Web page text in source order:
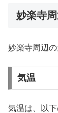
妙楽寺
妙楽寺周辺の
気温
気温は、以下